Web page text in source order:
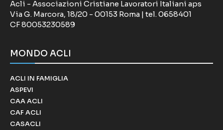
Acli - Associazioni Cristiane Lavoratori Italiani aps
Via G. Marcora, 18/20 - 00153 Roma | tel. 0658401
CF 80053230589
MONDO ACLI
ACLI IN FAMIGLIA
ASPEVI
CAA ACLI
CAF ACLI
CASACLI